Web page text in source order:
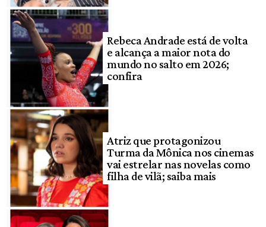
Rebeca Andrade está de volta
e alcança a maior nota do
mundo no salto em 2026;
confira
Atriz que protagonizou
Turma da Mônica nos cinemas
vai estrelar nas novelas como
filha de vilã; saiba mais